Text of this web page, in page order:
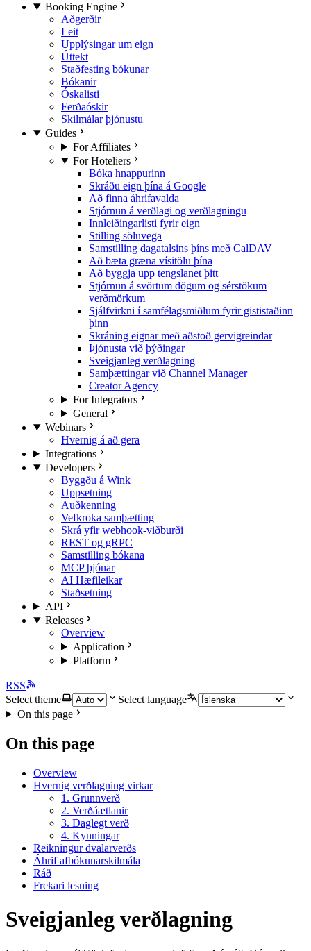
Booking Engine
Aðgerðir
Leit
Upplýsingar um eign
Úttekt
Staðfesting bókunar
Bókanir
Óskalisti
Ferðaóskir
Skilmálar þjónustu
Guides
For Affiliates
For Hoteliers
Bóka hnappurinn
Skráðu eign þína á Google
Að finna áhrifavalda
Stjórnun á verðlagi og verðlagningu
Innleiðingarlisti fyrir eign
Stilling söluvega
Samstilling dagatalsins þíns með CalDAV
Að bæta græna vísitölu þína
Að byggja upp tengslanet þitt
Stjórnun á svörtum dögum og sérstökum
verðmörkum
Sjálfvirkni í samfélagsmiðlum fyrir gististaðinn
þinn
Skráning eignar með aðstoð gervigreindar
Þjónusta við þýðingar
Sveigjanleg verðlagning
Samþættingar við Channel Manager
Creator Agency
For Integrators
General
Webinars
Hvernig á að gera
Integrations
Developers
Byggðu á Wink
Uppsetning
Auðkenning
Vefkroka samþætting
Skrá yfir webhook-viðburði
REST og gRPC
Samstilling bókana
MCP þjónar
AI Hæfileikar
Staðsetning
API
Releases
Overview
Application
Platform
RSS
Select theme
Select language
On this page
On this page
Overview
Hvernig verðlagning virkar
1. Grunnverð
2. Verðáætlanir
3. Daglegt verð
4. Kynningar
Reikningur dvalarverðs
Áhrif afbókunarskilmála
Ráð
Frekari lesning
Sveigjanleg verðlagning